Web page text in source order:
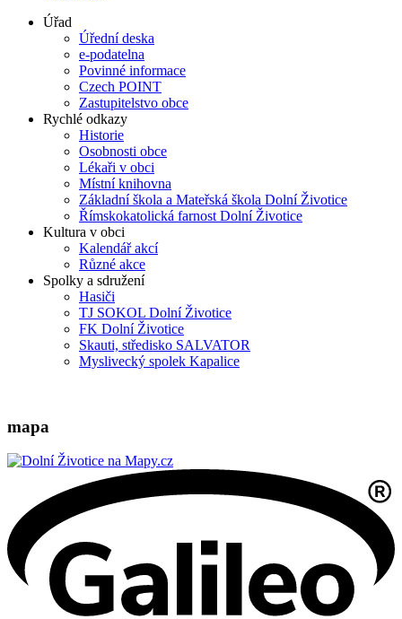
Úřad
Úřední deska
e-podatelna
Povinné informace
Czech POINT
Zastupitelstvo obce
Rychlé odkazy
Historie
Osobnosti obce
Lékaři v obci
Místní knihovna
Základní škola a Mateřská škola Dolní Životice
Římskokatolická farnost Dolní Životice
Kultura v obci
Kalendář akcí
Různé akce
Spolky a sdružení
Hasiči
TJ SOKOL Dolní Životice
FK Dolní Životice
Skauti, středisko SALVATOR
Myslivecký spolek Kapalice
mapa